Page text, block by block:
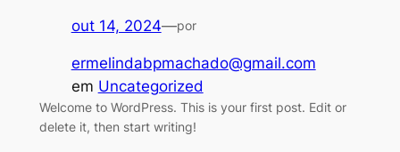
out 14, 2024—por
ermelindabpmachado@gmail.com
em Uncategorized
Welcome to WordPress. This is your first post. Edit or
delete it, then start writing!